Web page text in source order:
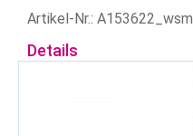
Artikel-Nr.: A153622_wsm
Details